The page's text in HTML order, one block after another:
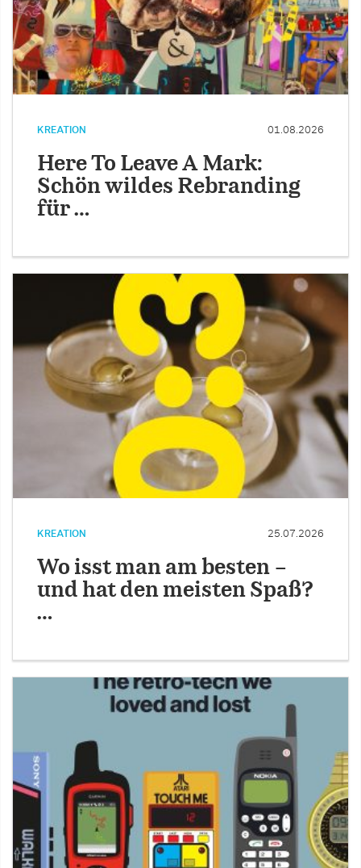
KREATION 01.08.2026
Here To Leave A Mark:
Schön wildes Rebranding
für …
KREATION 25.07.2026
Wo isst man am besten –
und hat den meisten Spaß?
…